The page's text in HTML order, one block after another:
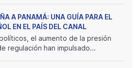
A PANAMÁ: UNA GUÍA PARA EL
EN EL PAÍS DEL CANAL
el aumento de la presión
regulación han impulsado...